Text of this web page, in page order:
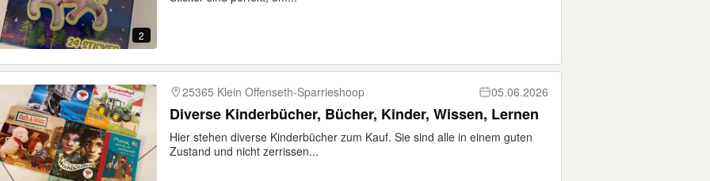
2
25365 Klein Offenseth-Sparrieshoop 05.06.2026
Diverse Kinderbücher, Bücher, Kinder, Wissen, Lernen
Hier stehen diverse Kinderbücher zum Kauf. Sie sind alle in einem guten
Zustand und nicht zerrissen...